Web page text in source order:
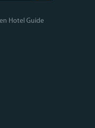
Hotel Guide